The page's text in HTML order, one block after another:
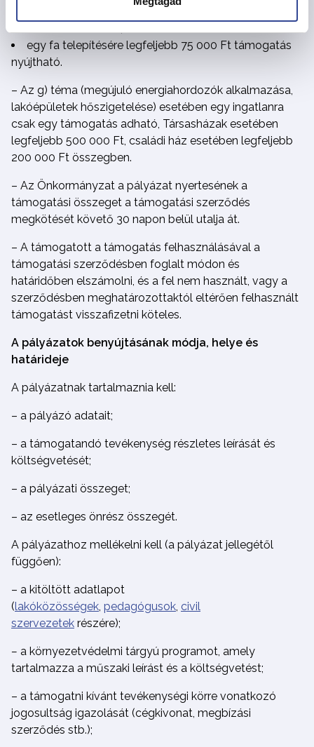
keresztül köteles gondoskodni (a fenntartási költségek
egy fa telepítésére legfeljebb 75 000 Ft támogatás
nyújtható.
– Az g) téma (megújuló energiahordozók alkalmazása,
lakóépületek hőszigetelése) esetében egy ingatlanra
csak egy támogatás adható, Társasházak esetében
legfeljebb 500 000 Ft, családi ház esetében legfeljebb
200 000 Ft összegben.
– Az Önkormányzat a pályázat nyertesének a
támogatási összeget a támogatási szerződés
megkötését követő 30 napon belül utalja át.
– A támogatott a támogatás felhasználásával a
támogatási szerződésben foglalt módon és
határidőben elszámolni, és a fel nem használt, vagy a
szerződésben meghatározottaktól eltérően felhasznált
támogatást visszafizetni köteles.
A pályázatok benyújtásának módja, helye és
határideje
A pályázatnak tartalmaznia kell:
– a pályázó adatait;
– a támogatandó tevékenység részletes leírását és
költségvetését;
– a pályázati összeget;
– az esetleges önrész összegét.
A pályázathoz mellékelni kell (a pályázat jellegétől
függően):
– a kitöltött adatlapot
(lakóközösségek, pedagógusok, civil
szervezetek részére);
– a környezetvédelmi tárgyú programot, amely
tartalmazza a műszaki leírást és a költségvetést;
– a támogatni kívánt tevékenységi körre vonatkozó
jogosultság igazolását (cégkivonat, megbízási
szerződés stb.);